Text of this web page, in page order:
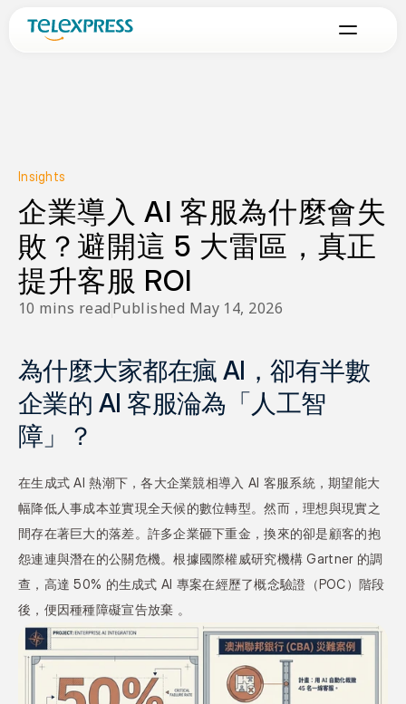
Insights
企業導入 AI 客服為什麼會失
敗？避開這 5 大雷區，真正
提升客服 ROI
10 mins readPublished May 14, 2026
為什麼大家都在瘋 AI，卻有半數
企業的 AI 客服淪為「人工智
障」？
在生成式 AI 熱潮下，各大企業競相導入 AI 客服系統，期望能大
幅降低人事成本並實現全天候的數位轉型。然而，理想與現實之
間存在著巨大的落差。許多企業砸下重金，換來的卻是顧客的抱
怨連連與潛在的公關危機。根據國際權威研究機構 Gartner 的調
查，高達 50% 的生成式 AI 專案在經歷了概念驗證（POC）階段
後，便因種種障礙宣告放棄 。